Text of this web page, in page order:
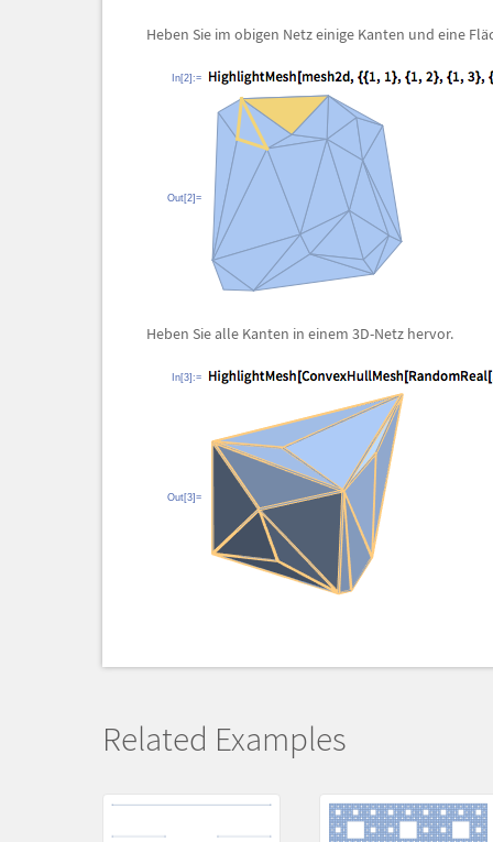
Heben Sie im obigen Netz einige Kanten und eine Flä
In[2]:=
Out[2]=
Heben Sie alle Kanten in einem 3D-Netz hervor.
In[3]:=
Out[3]=
Related Examples